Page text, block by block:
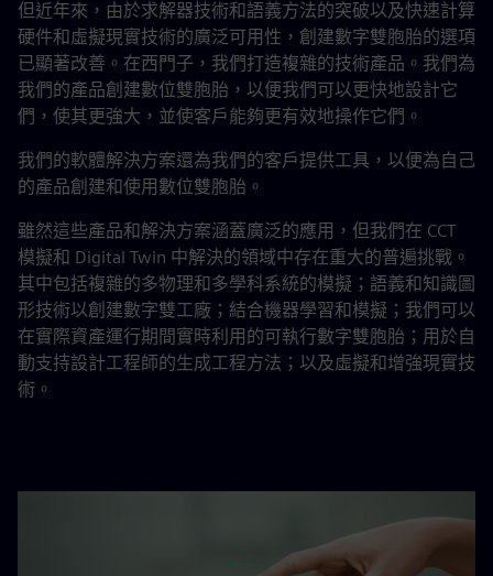
但近年來，由於求解器技術和語義方法的突破以及快速計算
硬件和虛擬現實技術的廣泛可用性，創建數字雙胞胎的選項
已顯著改善。在西門子，我們打造複雜的技術產品。我們為
我們的產品創建數位雙胞胎，以便我們可以更快地設計它
們，使其更強大，並使客戶能夠更有效地操作它們。
我們的軟體解決方案還為我們的客戶提供工具，以便為自己
的產品創建和使用數位雙胞胎。
雖然這些產品和解決方案涵蓋廣泛的應用，但我們在 CCT
模擬和 Digital Twin 中解決的領域中存在重大的普遍挑戰。
其中包括複雜的多物理和多學科系統的模擬；語義和知識圖
形技術以創建數字雙工廠；結合機器學習和模擬；我們可以
在實際資產運行期間實時利用的可執行數字雙胞胎；用於自
動支持設計工程師的生成工程方法；以及虛擬和增強現實技
術。